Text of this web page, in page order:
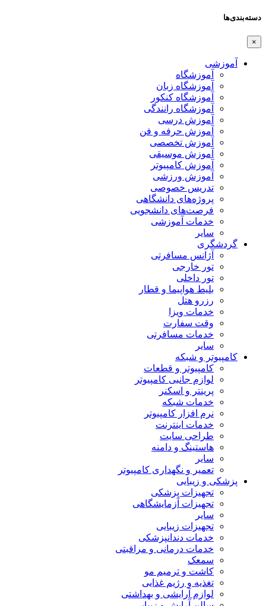
دسته‌بندی‌ها
×
آموزشی
آموزشگاه
آموزشگاه زبان
آموزشگاه کنکور
آموزشگاه رانندگی
آموزش درسی
آموزش حرفه و فن
آموزش تخصصی
آموزش موسیقی
آموزش کامپیوتر
آموزش ورزشی
تدریس خصوصی
پروژه‌های دانشگاهی
فرصت‌های دانشجویی
خدمات آموزشی
سایر
گردشگری
آژانس مسافرتی
تور خارجی
تور داخلی
بلیط هواپیما و قطار
رزرو هتل
خدمات ویزا
وقت سفارت
خدمات مسافرتی
سایر
کامپیوتر و شبکه
کامپیوتر و قطعات
لوازم جانبی کامپیوتر
پرینتر و اسکنر
خدمات شبکه
نرم افزار کامپیوتر
خدمات اینترنت
طراحی سایت
هاستینگ و دامنه
سایر
تعمیر و نگهداری کامپیوتر
پزشکی و زیبایی
تجهیزات پزشکی
تجهیزات آزمایشگاهی
سایر
تجهیزات زیبایی
خدمات دندانپزشکی
خدمات درمانی و مراقبتی
سمعک
کاشت و ترمیم مو
تغذیه و رژیم غذایی
لوازم آرایشی و بهداشتی